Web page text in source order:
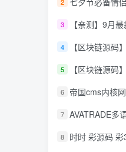
3 【亲测】9月最新升级版
4 【区块链源码】币圈钱包新合约
5 【区块链源码】新版精品4链
6 帝国cms内核网
7 AVATRADE多语言交易所/15国语言交易所/
8 时时 彩源码 彩38